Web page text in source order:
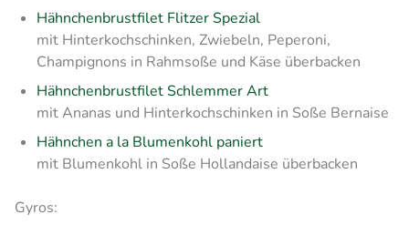
Hähnchenbrustfilet Flitzer Spezial
mit Hinterkochschinken, Zwiebeln, Peperoni,
Champignons in Rahmsoße und Käse überbacken
Hähnchenbrustfilet Schlemmer Art
mit Ananas und Hinterkochschinken in Soße Bernaise
Hähnchen a la Blumenkohl paniert
mit Blumenkohl in Soße Hollandaise überbacken
Gyros: